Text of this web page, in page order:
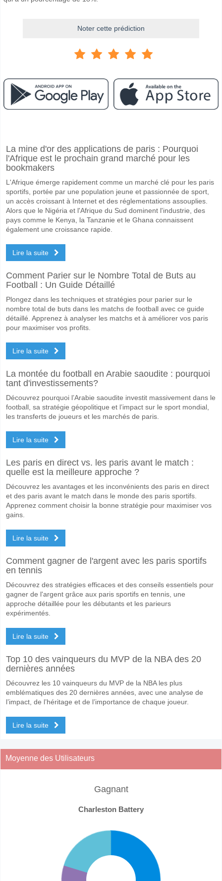
Noter cette prédiction
Le match entre Charleston Battery v Tampa Bay Rowdies 18 April
Quelle est l'équipe favorite pour gagner entre
Charleston Battery pour le Gagnant du match, avec une probabilité
Les deux équipes marqueront-elles dans le match
Oui pour Les Deux Équipes Marquent, avec un pourcentage de 59%.
Quel sera le résultat correct attendu entre Charleston
Sur le côté risqué, vous pouvez essayer le Résultat Correct de 3-2
La mine d'or des applications de paris : Pourquoi
l'Afrique est le prochain grand marché pour les
bookmakers
L'Afrique émerge rapidement comme un marché clé pour les paris
sportifs, portée par une population jeune et passionnée de sport,
un accès croissant à Internet et des réglementations assouplies.
Alors que le Nigéria et l'Afrique du Sud dominent l'industrie, des
pays comme le Kenya, la Tanzanie et le Ghana connaissent
également une croissance rapide.
Lire la suite
Comment Parier sur le Nombre Total de Buts au
Football : Un Guide Détaillé
Plongez dans les techniques et stratégies pour parier sur le
nombre total de buts dans les matchs de football avec ce guide
détaillé. Apprenez à analyser les matchs et à améliorer vos paris
pour maximiser vos profits.
Lire la suite
La montée du football en Arabie saoudite : pourquoi
tant d'investissements?
Découvrez pourquoi l’Arabie saoudite investit massivement dans le
football, sa stratégie géopolitique et l’impact sur le sport mondial,
les transferts de joueurs et les marchés de paris.
Lire la suite
Les paris en direct vs. les paris avant le match :
quelle est la meilleure approche ?
Découvrez les avantages et les inconvénients des paris en direct
et des paris avant le match dans le monde des paris sportifs.
Apprenez comment choisir la bonne stratégie pour maximiser vos
gains.
Lire la suite
Comment gagner de l'argent avec les paris sportifs
en tennis
Découvrez des stratégies efficaces et des conseils essentiels pour
gagner de l'argent grâce aux paris sportifs en tennis, une
approche détaillée pour les débutants et les parieurs
expérimentés.
Lire la suite
Top 10 des vainqueurs du MVP de la NBA des 20
dernières années
Découvrez les 10 vainqueurs du MVP de la NBA les plus
emblématiques des 20 dernières années, avec une analyse de
l’impact, de l’héritage et de l’importance de chaque joueur.
Lire la suite
Moyenne des Utilisateurs
Gagnant
Charleston Battery